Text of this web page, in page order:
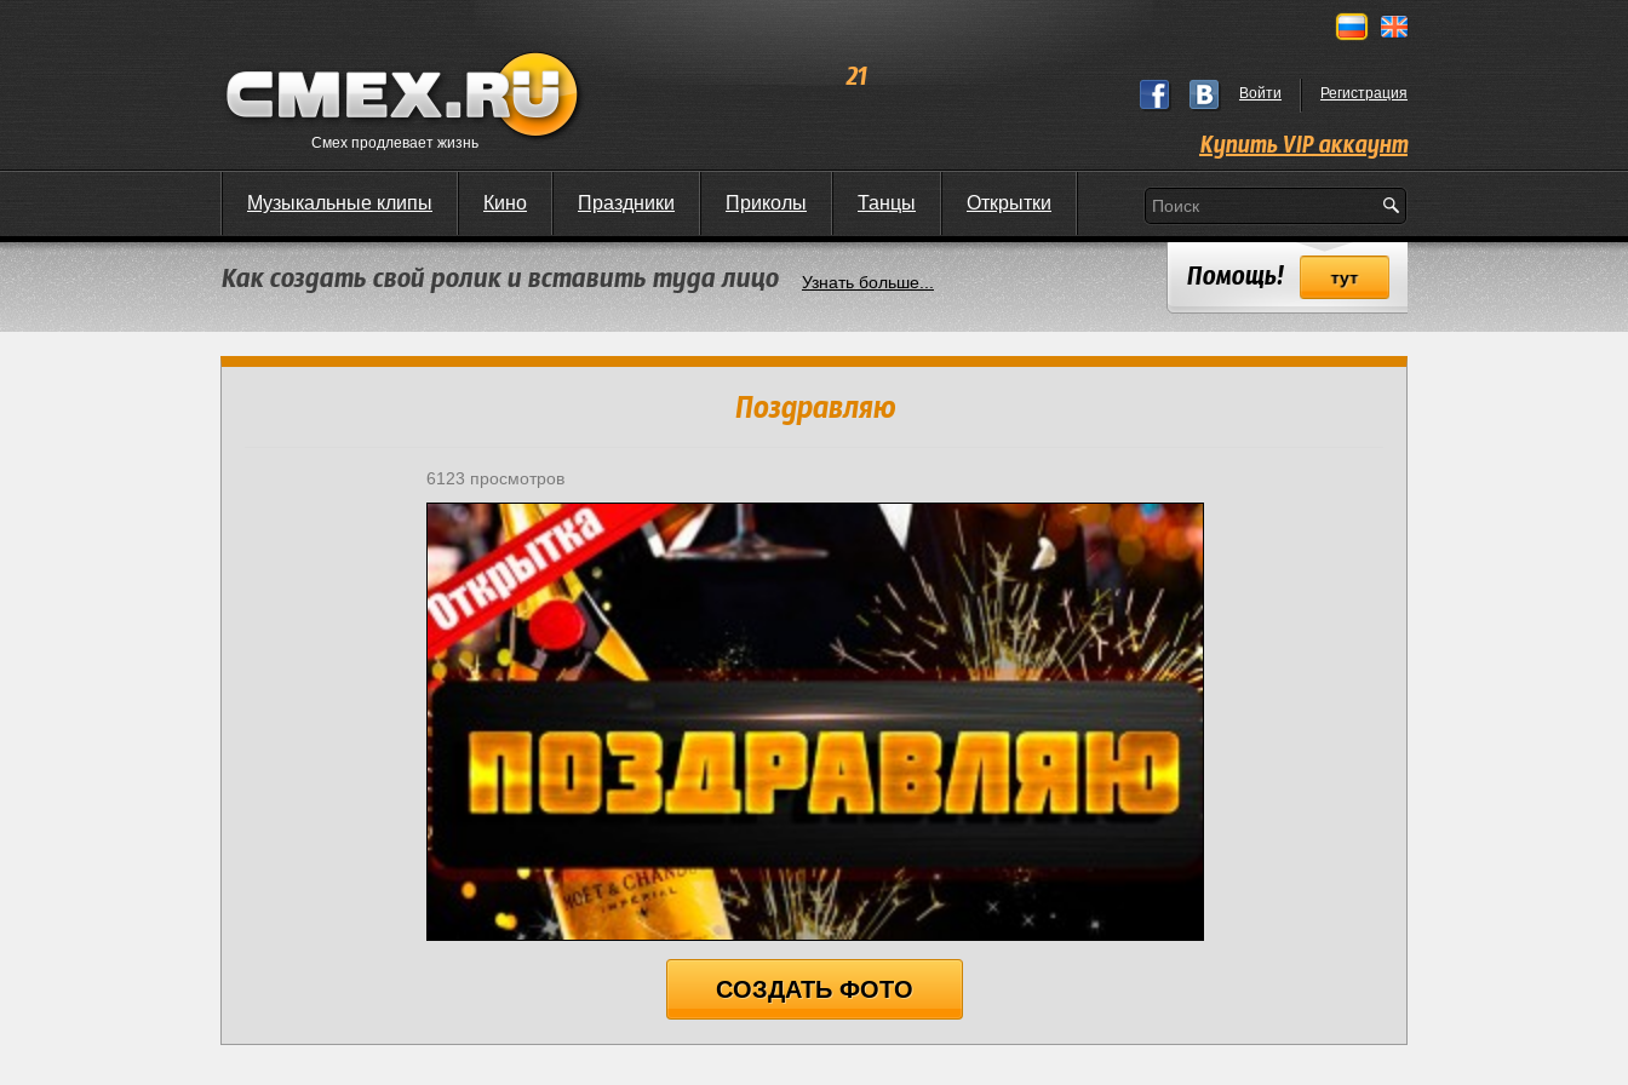
Смех продлевает жизнь
Регистрация
Войти
Купить VIP аккаунт
21
Музыкальные клипы Кино Праздники Приколы Танцы Открытки
Помощь! тут
Как создать свой ролик и вставить туда лицо Узнать больше...
Поздравляю
6123 просмотров
СОЗДАТЬ ФОТО